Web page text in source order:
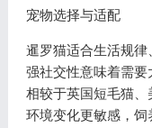
宠物选择与适配
暹罗猫适合生活规
强社交性意味着需要
相较于英国短毛猫、
环境变化更敏感，